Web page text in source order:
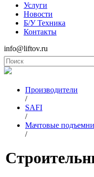
Услуги
Новости
Б/У Техника
Контакты
info@liftov.ru
Производители
/
SAFI
/
Мачтовые
/